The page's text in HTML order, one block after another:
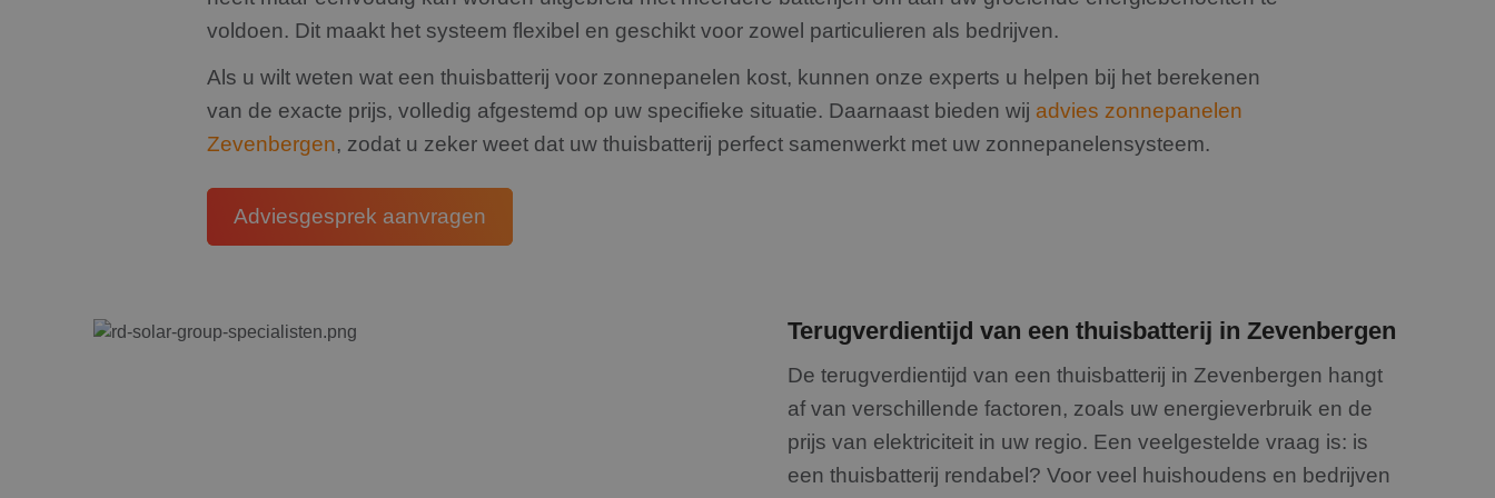
voldoen. Dit maakt het systeem flexibel en geschikt voor zowel particulieren als bedrijven.
Als u wilt weten wat een thuisbatterij voor zonnepanelen kost, kunnen onze experts u helpen bij het berekenen
van de exacte prijs, volledig afgestemd op uw specifieke situatie. Daarnaast bieden wij advies zonnepanelen
Zevenbergen, zodat u zeker weet dat uw thuisbatterij perfect samenwerkt met uw zonnepanelensysteem.
Adviesgesprek aanvragen
Terugverdientijd van een thuisbatterij in Zevenbergen
De terugverdientijd van een thuisbatterij in Zevenbergen hangt
af van verschillende factoren, zoals uw energieverbruik en de
prijs van elektriciteit in uw regio. Een veelgestelde vraag is: is
een thuisbatterij rendabel? Voor veel huishoudens en bedrijven
_clck
.rdsolargroup.nl
11 maanden
4 weken
Deze cookie wordt gebruikt om gebruikersinteracties en betrokkenheid
op de website te volgen om de gebruikerservaring en
websitefunctionaliteit te verbeteren.